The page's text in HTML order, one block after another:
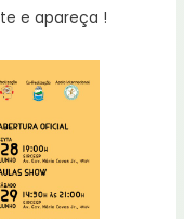
e apareça !